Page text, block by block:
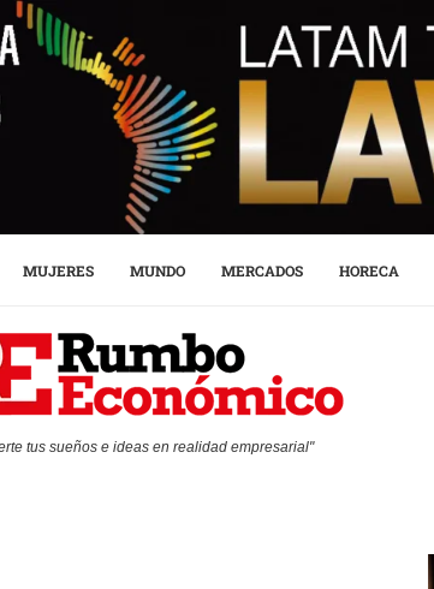
MUJERES MUNDO MERCADOS HORECA
tus sueños e ideas en realidad empresarial"